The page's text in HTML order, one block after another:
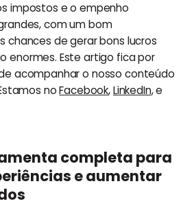
impostos e o empenho
com um bom
chances de gerar bons lucros
enormes. Este artigo fica por
acompanhar o nosso conteúdo
noFacebook,LinkedIn, e
completa para
e aumentar